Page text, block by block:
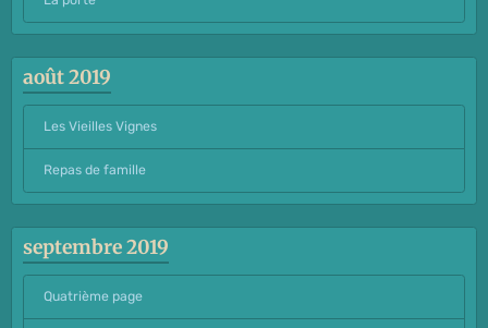
août 2019
Les Vieilles Vignes
Repas de famille
septembre 2019
Quatrième page